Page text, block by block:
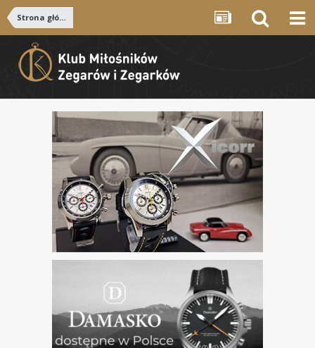
Strona główna